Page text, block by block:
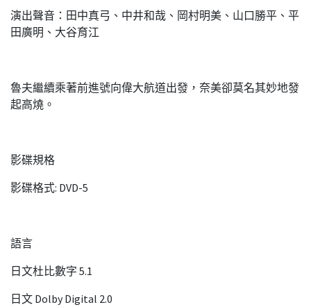
演出聲音：田中真弓、中井和哉、岡村明美、山口勝平、平
田廣明、大谷育江
魯夫繼續乘著前進號向偉大航道出發，奈美卻莫名其妙地發
起高燒。
影碟規格
影碟格式: DVD-5
語言
日文杜比數字 5.1
日文 Dolby Digital 2.0